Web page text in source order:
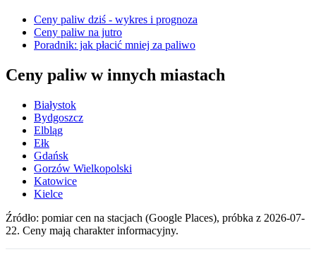
Ceny paliw dziś - wykres i prognoza
Ceny paliw na jutro
Poradnik: jak płacić mniej za paliwo
Ceny paliw w innych miastach
Białystok
Bydgoszcz
Elbląg
Ełk
Gdańsk
Gorzów Wielkopolski
Katowice
Kielce
Źródło: pomiar cen na stacjach (Google Places), próbka z 2026-07-
22. Ceny mają charakter informacyjny.